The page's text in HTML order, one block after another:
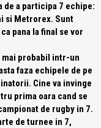
de a participa 7 echipe:
si Metrorex. Sunt
pana la final se vor
probabil intr-un
faza echipele de pe
Cine va invinge
prima oara cand se
de rugby in 7.
de turnee in 7,